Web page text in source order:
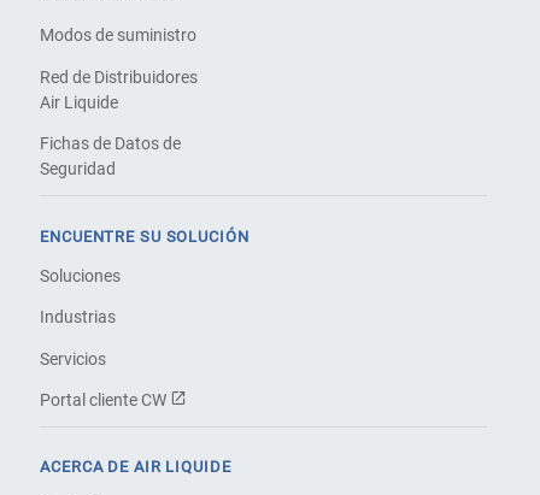
Modos de suministro
Red de Distribuidores
Air Liquide
Fichas de Datos de
Seguridad
ENCUENTRE SU SOLUCIÓN
Soluciones
Industrias
Servicios
Portal cliente CW
ACERCA DE AIR LIQUIDE